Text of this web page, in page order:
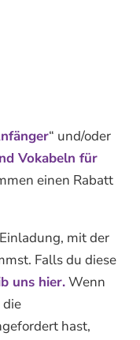
“ und/oder
Vokabeln für
einen Rabatt
mit der
Falls du diese
uns hier.Wenn
die
hast,